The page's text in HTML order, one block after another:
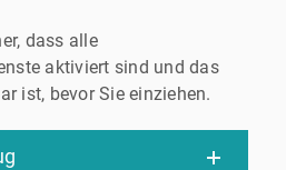
dass alle
aktiviert sind und das
ist, bevor Sie einziehen.